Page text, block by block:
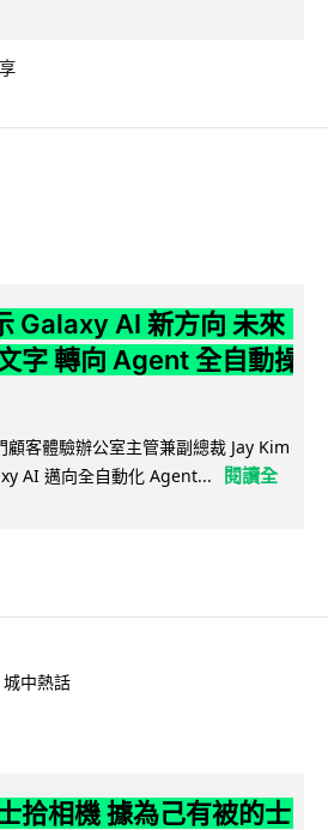
Galaxy AI 新方向 未來
字 轉向 Agent 全自動操
客體驗辦公室主管兼副總裁 Jay Kim
AI 邁向全自動化 Agent...
閱讀全
城中熱話
拾相機 據為己有被的士